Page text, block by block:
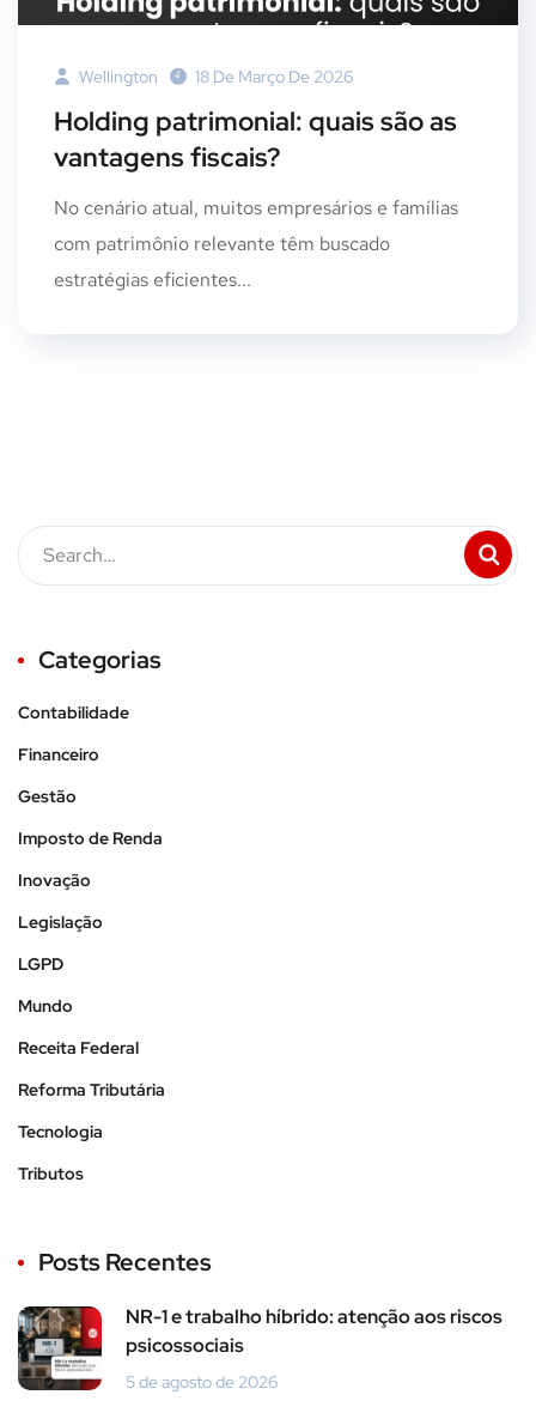
Wellington 18 De Março De 2026
Holding patrimonial: quais são as
vantagens fiscais?
No cenário atual, muitos empresários e famílias
com patrimônio relevante têm buscado
estratégias eficientes...
Categorias
Contabilidade
Financeiro
Gestão
Imposto de Renda
Inovação
Legislação
LGPD
Mundo
Receita Federal
Reforma Tributária
Tecnologia
Tributos
Posts Recentes
NR-1 e trabalho híbrido: atenção aos riscos
psicossociais
5 de agosto de 2026